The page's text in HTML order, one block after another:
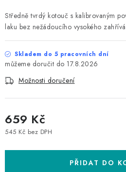
Věrnostní program
Všeobecné
Podmínky ochrany osobních údajů
Středně tvrdý kotouč s kalibrovaným
laku bez nežádoucího vysokého
Skladem do 5 pracovních dní
17.8.2026
Možnosti doručení
659 Kč
545 Kč bez DPH
PŘIDAT DO